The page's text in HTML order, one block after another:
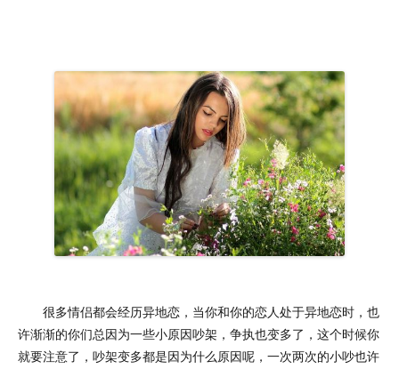
很多情侣都会经历异地恋，当你和你的恋人处于异地恋时，也
许渐渐的你们总因为一些小原因吵架，争执也变多了，这个时候你
就要注意了，吵架变多都是因为什么原因呢，一次两次的小吵也许